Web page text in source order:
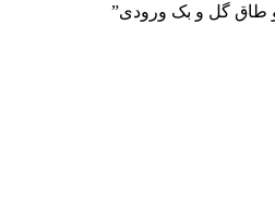
طاق گل و بک ورودی”